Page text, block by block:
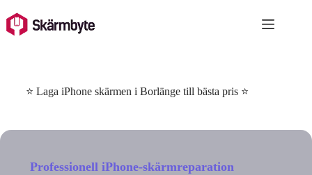
to
content
⭐ Laga iPhone skärmen i Borlänge till bästa pris ⭐
Professionell iPhone-skärmreparation